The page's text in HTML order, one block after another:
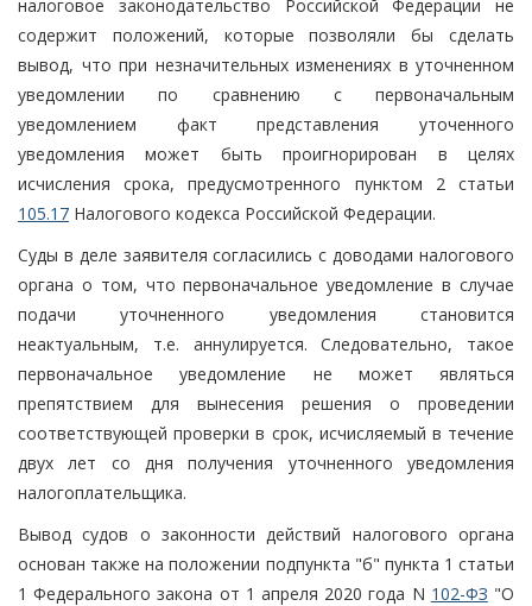
налоговое законодательство Российской Федерации не
содержит положений, которые позволяли бы сделать
вывод, что при незначительных изменениях в уточненном
уведомлении по сравнению с первоначальным
уведомлением факт представления уточенного
уведомления может быть проигнорирован в целях
исчисления срока, предусмотренного пунктом 2 статьи
105.17 Налогового кодекса Российской Федерации.
Суды в деле заявителя согласились с доводами налогового
органа о том, что первоначальное уведомление в случае
подачи уточненного уведомления становится
неактуальным, т.е. аннулируется. Следовательно, такое
первоначальное уведомление не может являться
препятствием для вынесения решения о проведении
соответствующей проверки в срок, исчисляемый в течение
двух лет со дня получения уточненного уведомления
налогоплательщика.
Вывод судов о законности действий налогового органа
основан также на положении подпункта "б" пункта 1 статьи
1 Федерального закона от 1 апреля 2020 года N 102-ФЗ "О